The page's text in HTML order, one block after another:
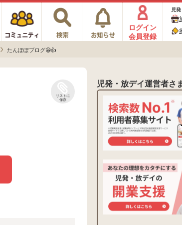
ログイン
会員登録
児
たんぽぽブログ😁👍
リストに
保存
児発・放デイ運営者さ